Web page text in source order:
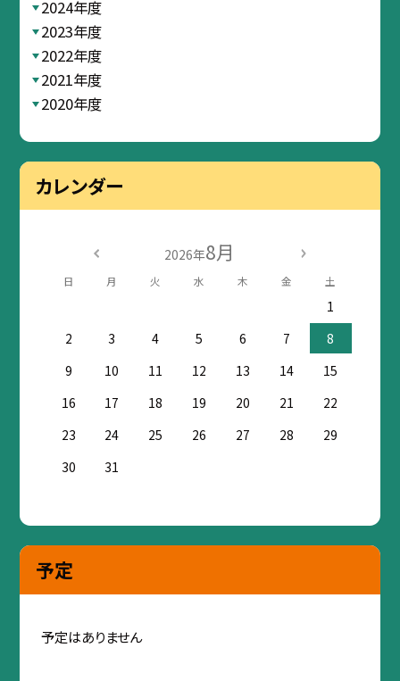
2024年度
2023年度
2022年度
2021年度
2020年度
カレンダー
2026年8月
日 月 火 水 木 金 土
1
2
3 4 5 6 7
8
9
10 11 12 13 14
15
16
17 18 19 20 21
22
23
24 25 26 27 28
29
30
31
予定
予定はありません